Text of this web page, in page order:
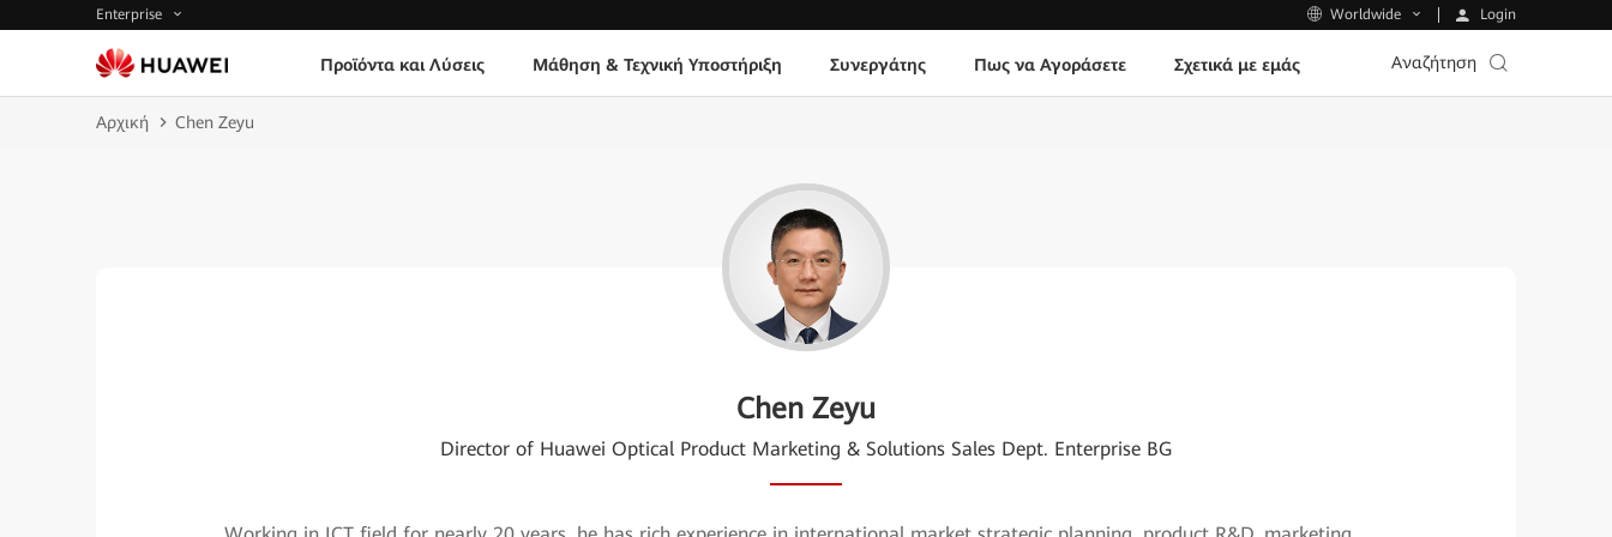
Enterprise Worldwide Login
Προϊόντα και Λύσεις Μάθηση & Τεχνική Υποστήριξη Συνεργάτης Πως να Αγοράσετε Σχετικά με εμάς Αναζήτηση
Αρχική Chen Zeyu
Chen Zeyu
Director of Huawei Optical Product Marketing & Solutions Sales Dept. Enterprise BG